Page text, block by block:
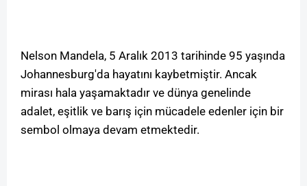
Nelson Mandela, 5 Aralık 2013 tarihinde 95 yaşında
Johannesburg'da hayatını kaybetmiştir. Ancak
mirası hala yaşamaktadır ve dünya genelinde
adalet, eşitlik ve barış için mücadele edenler için bir
sembol olmaya devam etmektedir.